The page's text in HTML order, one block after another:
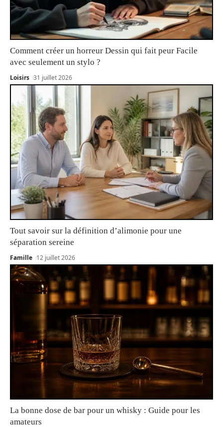
Comment créer un horreur Dessin qui fait peur Facile
avec seulement un stylo ?
Loisirs 31 juillet 2026
Tout savoir sur la définition d’alimonie pour une
séparation sereine
Famille 12 juillet 2026
La bonne dose de bar pour un whisky : Guide pour les
amateurs